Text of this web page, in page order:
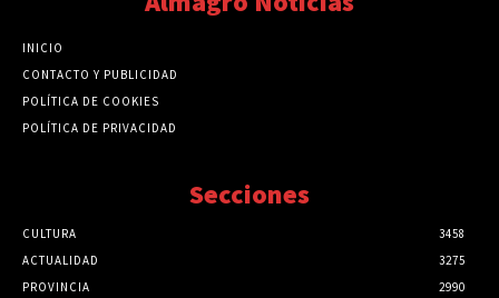
INICIO
CONTACTO Y PUBLICIDAD
POLÍTICA DE COOKIES
POLÍTICA DE PRIVACIDAD
Secciones
CULTURA
3458
ACTUALIDAD
3275
PROVINCIA
2990